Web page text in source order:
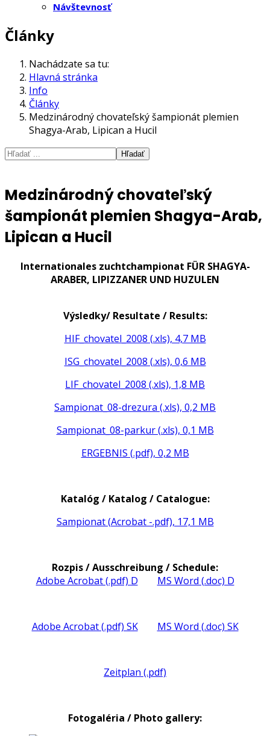
Návštevnosť
Články
Nachádzate sa tu:
Hlavná stránka
Info
Články
Medzinárodný chovateľský šampionát plemien
Shagya-Arab, Lipican a Hucil
Hľadať
Medzinárodný chovateľský
šampionát plemien Shagya-Arab,
Lipican a Hucil
Internationales zuchtchampionat FÜR SHAGYA-
ARABER, LIPIZZANER UND HUZULEN
Výsledky/ Resultate / Results:
HIF_chovatel_2008 (.xls), 4,7 MB
ISG_chovatel_2008 (.xls), 0,6 MB
LIF_chovatel_2008 (.xls), 1,8 MB
Sampionat_08-drezura (.xls), 0,2 MB
Sampionat_08-parkur (.xls), 0,1 MB
ERGEBNIS (.pdf), 0,2 MB
Katalóg / Katalog / Catalogue:
Sampionat (Acrobat -.pdf), 17,1 MB
Rozpis / Ausschreibung / Schedule:
Adobe Acrobat (.pdf) D
MS Word (.doc) D
Adobe Acrobat (.pdf) SK MS Word (.doc) SK
Zeitplan (.pdf)
Fotogaléria / Photo gallery: